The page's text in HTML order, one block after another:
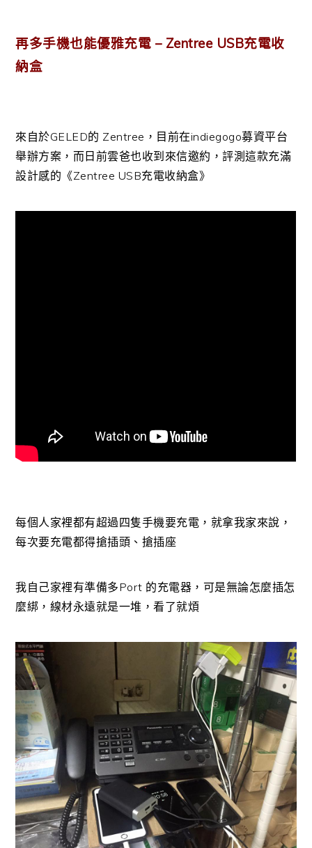
再多手機也能優雅充電 – Zentree USB充電收
納盒
來自於GELED的 Zentree，目前在indiegogo募資平台
舉辦方案，而日前雲爸也收到來信邀約，評測這款充滿
設計感的《Zentree USB充電收納盒》
每個人家裡都有超過四隻手機要充電，就拿我家來說，
每次要充電都得搶插頭、搶插座
我自己家裡有準備多Port 的充電器，可是無論怎麼插怎
麼綁，線材永遠就是一堆，看了就煩